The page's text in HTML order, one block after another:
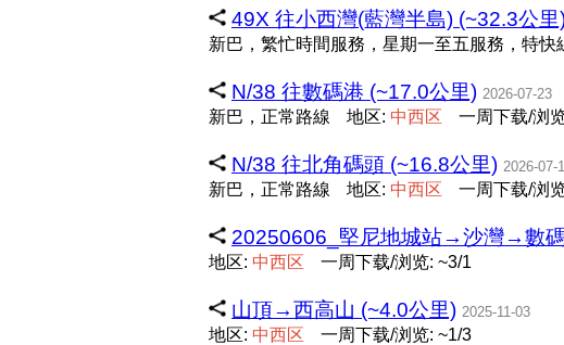
49X 往小西灣(藍灣半島) (~32.3公里
新巴，繁忙時間服務，星期一至五服務，特快
N/38 往數碼港 (~17.0公里) 2026-07-23
新巴，正常路線 地区: 中西区 一周下载/浏
N/38 往北角碼頭 (~16.8公里) 2026-07-
新巴，正常路線 地区: 中西区 一周下载/浏
20250606_堅尼地城站→沙灣→數
地区: 中西区 一周下载/浏览: ~3/1
山頂→西高山 (~4.0公里) 2025-11-03
地区: 中西区 一周下载/浏览: ~1/3